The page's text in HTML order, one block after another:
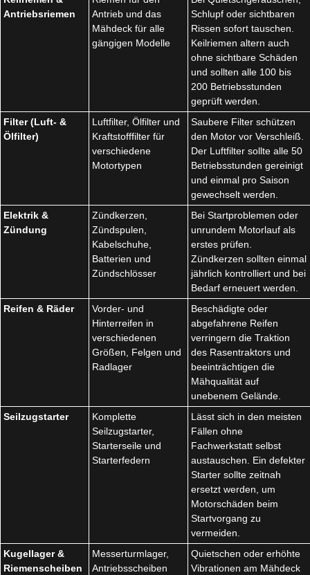
Antriebsriemen
Antrieb und das
Mähdeck für alle
gängigen Modelle
Schlupf oder sichtbaren
Rissen sofort tauschen.
Keilriemen altern auch
ohne sichtbare Schäden
und sollten alle 100 bis
200 Betriebsstunden
geprüft werden.
Filter (Luft- &
Ölfilter)
Luftfilter, Ölfilter und
Kraftstofffilter für
verschiedene
Motortypen
Saubere Filter schützen
den Motor vor Verschleiß.
Der Luftfilter sollte alle 50
Betriebsstunden gereinigt
und einmal pro Saison
gewechselt werden.
Elektrik &
Zündung
Zündkerzen,
Zündspulen,
Kabelschuhe,
Batterien und
Zündschlösser
Bei Startproblemen oder
unrundem Motorlauf als
erstes prüfen.
Zündkerzen sollten einmal
jährlich kontrolliert und bei
Bedarf erneuert werden.
Reifen & Räder
Vorder- und
Hinterreifen in
verschiedenen
Größen, Felgen und
Radlager
Beschädigte oder
abgefahrene Reifen
verringern die Traktion
des Rasentraktors und
beeinträchtigen die
Mähqualität auf
unebenem Gelände.
Seilzugstarter
Komplette
Seilzugstarter,
Starterseile und
Starterfedern
Lässt sich in den meisten
Fällen ohne
Fachwerkstatt selbst
austauschen. Ein defekter
Starter sollte zeitnah
ersetzt werden, um
Motorschäden beim
Startvorgang zu
vermeiden.
Kugellager &
Riemenscheiben
Messerturmlager,
Antriebsscheiben
Quietschen oder erhöhte
Vibrationen am Mähdeck